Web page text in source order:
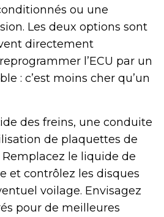
ou une
Les deux options sont
directement
l’ECU par un
: c’est moins cher qu’un
des freins, une conduite
de plaquettes de
le liquide de
et contrôlez les disques
voilage. Envisagez
pour de meilleures